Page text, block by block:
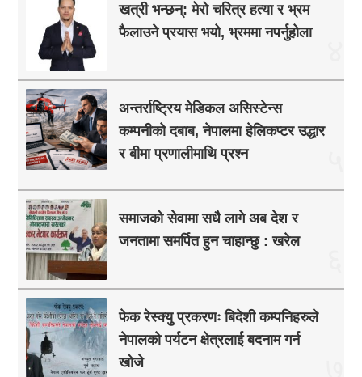
खत्री भन्छन्: मेरो चरित्र हत्या र भ्रम
फैलाउने प्रयास भयो, भ्रममा नपर्नुहोला
अन्तर्राष्ट्रिय मेडिकल असिस्टेन्स
कम्पनीको दबाब, नेपालमा हेलिकप्टर उद्धार
र बीमा प्रणालीमाथि प्रश्न
समाजको सेवामा सधै लागे अब देश र
जनतामा समर्पित हुन चाहान्छु : खरेल
फेक रेस्क्यु प्रकरणः बिदेशी कम्पनिहरुले
नेपालको पर्यटन क्षेत्रलाई बदनाम गर्न
खोजे